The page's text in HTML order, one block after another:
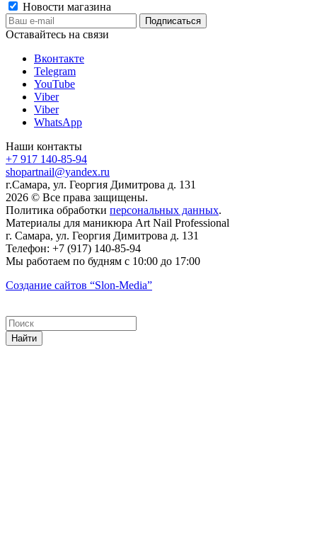
Новости магазина
Оставайтесь на связи
Вконтакте
Telegram
YouTube
Viber
Viber
WhatsApp
Наши контакты
+7 917 140-85-94
shopartnail@yandex.ru
г.Самара, ул. Георгия Димитрова д. 131
2026 © Все права защищены.
Политика обработки персональных данных.
Материалы для маникюра Art Nail Professional
г. Самара, ул. Георгия Димитрова д. 131
Телефон: +7 (917) 140-85-94
Мы работаем по будням с 10:00 до 17:00
Создание сайтов “Slon-Media”
Найти